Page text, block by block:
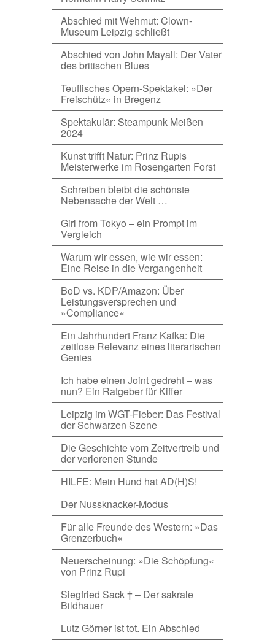
Abschied mit Wehmut: Clown-
Museum Leipzig schließt
Abschied von John Mayall: Der Vater
des britischen Blues
Teuflisches Opern-Spektakel: »Der
Freischütz« in Bregenz
Spektakulär: Steampunk Meißen
2024
Kunst trifft Natur: Prinz Rupis
Meisterwerke im Rosengarten Forst
Schreiben bleibt die schönste
Nebensache der Welt …
Girl from Tokyo – ein Prompt im
Vergleich
Warum wir essen, wie wir essen:
Eine Reise in die Vergangenheit
BoD vs. KDP/Amazon: Über
Leistungsversprechen und
»Compliance«
Ein Jahrhundert Franz Kafka: Die
zeitlose Relevanz eines literarischen
Genies
Ich habe einen Joint gedreht – was
nun? Ein Ratgeber für Kiffer
Leipzig im WGT-Fieber: Das Festival
der Schwarzen Szene
Die Geschichte vom Zeitvertreib und
der verlorenen Stunde
HILFE: Mein Hund hat AD(H)S!
Der Nussknacker-Modus
Für alle Freunde des Western: »Das
Grenzerbuch«
Neuerscheinung: »Die Schöpfung«
von Prinz Rupi
Siegfried Sack † – Der sakrale
Bildhauer
Lutz Görner ist tot. Ein Abschied